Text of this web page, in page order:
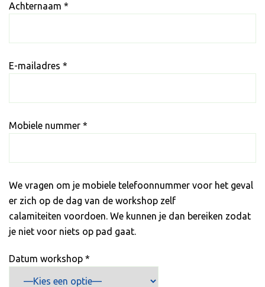
Achternaam *
E-mailadres *
Mobiele nummer *
We vragen om je mobiele telefoonnummer voor het geval
er zich op de dag van de workshop zelf
calamiteiten voordoen. We kunnen je dan bereiken zodat
je niet voor niets op pad gaat.
Datum workshop *